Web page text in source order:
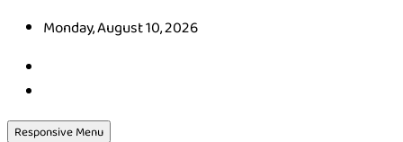
Skip
content
Monday, August 10, 2026
Responsive Menu